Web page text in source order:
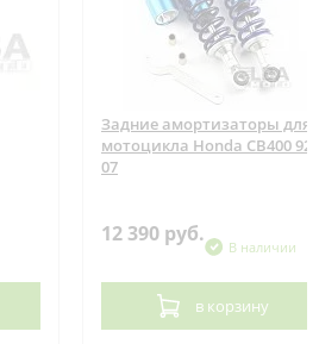
Задние амортизаторы для
мотоцикла Honda CB400 92-
07
12 390 руб.
В наличии
в корзину